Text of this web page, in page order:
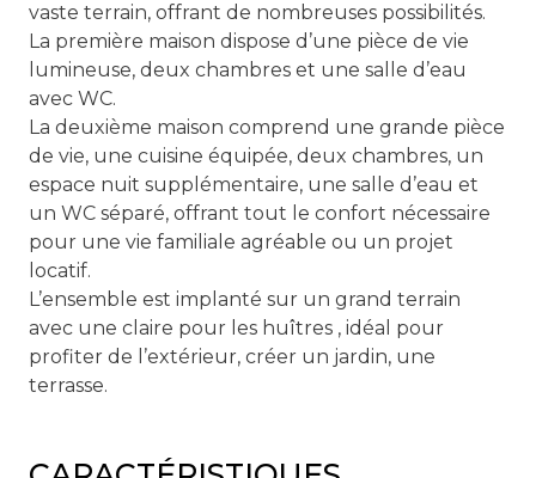
vaste terrain, offrant de nombreuses possibilités.
La première maison dispose d’une pièce de vie
lumineuse, deux chambres et une salle d’eau
avec WC.
La deuxième maison comprend une grande pièce
de vie, une cuisine équipée, deux chambres, un
espace nuit supplémentaire, une salle d’eau et
un WC séparé, offrant tout le confort nécessaire
pour une vie familiale agréable ou un projet
locatif.
L’ensemble est implanté sur un grand terrain
avec une claire pour les huîtres , idéal pour
profiter de l’extérieur, créer un jardin, une
terrasse.